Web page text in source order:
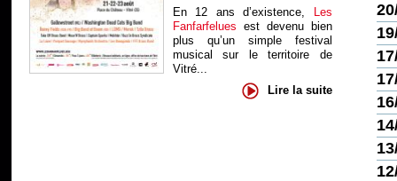
En 12 ans d’existence, Les
Fanfarfelues est devenu bien
plus qu’un simple festival
musical sur le territoire de
Vitré...
Lire la suite